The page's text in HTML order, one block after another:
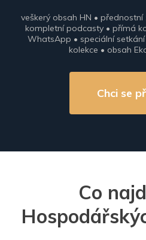
veškerý obsah HN •
kompletní podcasty • přímá
WhatsApp • speciální setkání
kolekce • obsah
Chci se
Co